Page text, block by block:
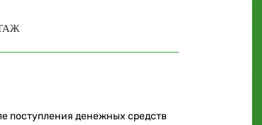
поступления денежных средств